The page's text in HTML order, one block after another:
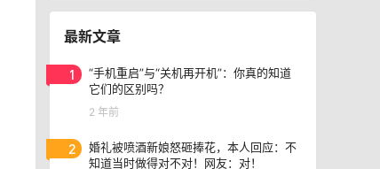
最新文章
1
“手机重启”与“关机再开机”：你真的知道
它们的区别吗？
2 年前
2
婚礼被喷酒新娘怒砸捧花，本人回应：不
知道当时做得对不对！网友：对！